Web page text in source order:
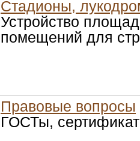
Стадионы,
Устройство
помещений для
Правовые вопросы
ГОСТы,